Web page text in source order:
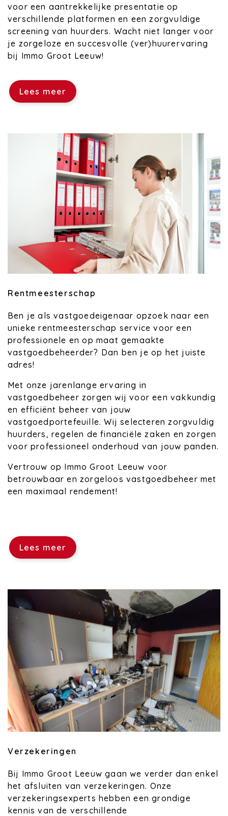
voor een aantrekkelijke presentatie op
verschillende platformen en een zorgvuldige
screening van huurders. Wacht niet langer voor
je zorgeloze en succesvolle (ver)huurervaring
bij Immo Groot Leeuw!
Lees meer
Rentmeesterschap
Ben je als vastgoedeigenaar opzoek naar een
unieke rentmeesterschap service voor een
professionele en op maat gemaakte
vastgoedbeheerder? Dan ben je op het juiste
adres!
Met onze jarenlange ervaring in
vastgoedbeheer zorgen wij voor een vakkundig
en efficiënt beheer van jouw
vastgoedportefeuille. Wij selecteren zorgvuldig
huurders, regelen de financiële zaken en zorgen
voor professioneel onderhoud van jouw panden.
Vertrouw op Immo Groot Leeuw voor
betrouwbaar en zorgeloos vastgoedbeheer met
een maximaal rendement!
Lees meer
Verzekeringen
Bij Immo Groot Leeuw gaan we verder dan enkel
het afsluiten van verzekeringen. Onze
verzekeringsexperts hebben een grondige
kennis van de verschillende